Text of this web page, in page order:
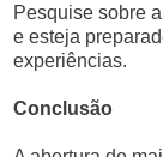
Pesquise sobre
e esteja
experiências.
Conclusão